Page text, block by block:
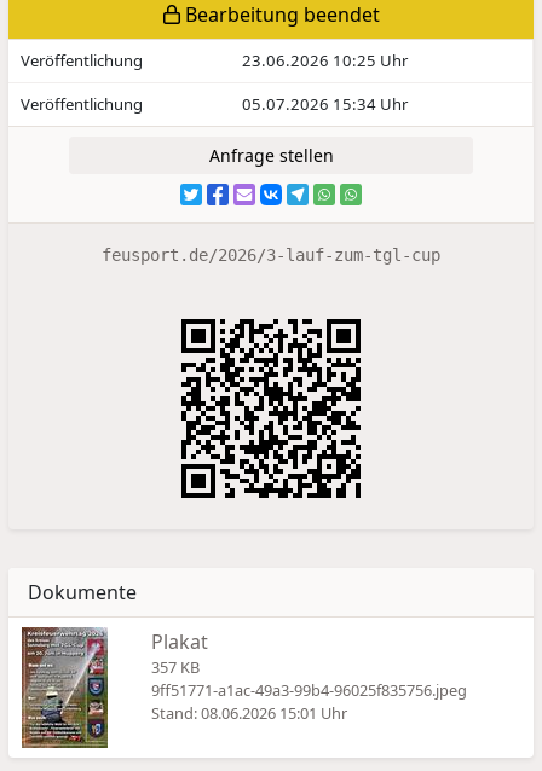
Bearbeitung beendet
Veröffentlichung
23.06.2026 10:25 Uhr
Veröffentlichung
05.07.2026 15:34 Uhr
Anfrage stellen
feusport.de/2026/3-lauf-zum-tgl-cup
Dokumente
Plakat
357 KB
9ff51771-a1ac-49a3-99b4-96025f835756.jpeg
Stand: 08.06.2026 15:01 Uhr